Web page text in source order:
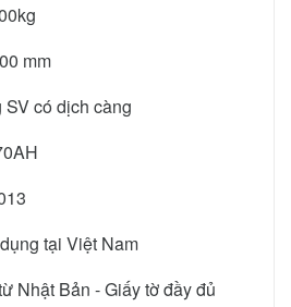
mm
có dịch càng
tại Việt Nam
Nhật Bản - Giấy tờ đầy đủ